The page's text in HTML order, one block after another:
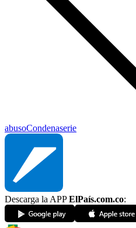
abusoCondenaserie
Descarga la APPElPaís.com.co: